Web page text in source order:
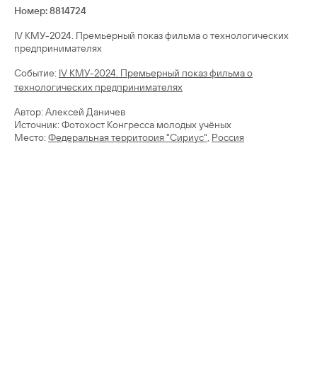
Номер: 8814724
IV КМУ-2024. Премьерный показ фильма о технологических
предпринимателях
Cобытие: IV КМУ-2024. Премьерный показ фильма о
технологических предпринимателях
Автор: Алексей Даничев
Источник: Фотохост Конгресса молодых учёных
Место: Федеральная территория "Сириус", Россия